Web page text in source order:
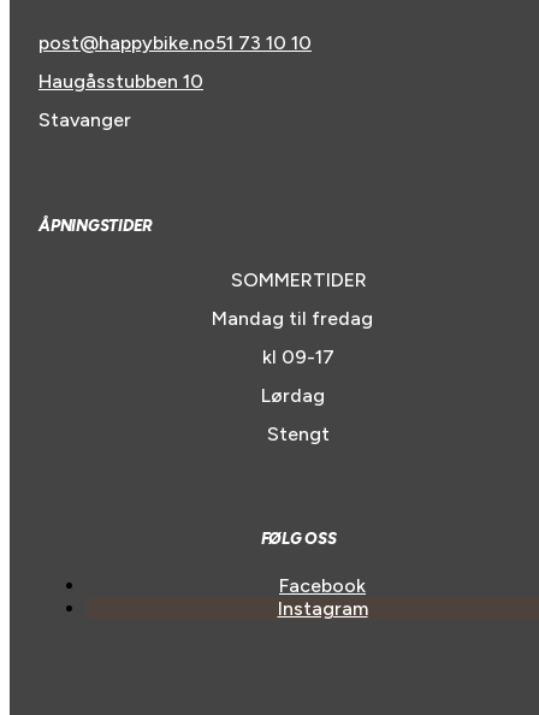
post@happybike.no51 73 10 10
Haugåsstubben 10
Stavanger
ÅPNINGSTIDER
SOMMERTIDER
Mandag til fredag
kl 09-17
Lørdag
Stengt
FØLG OSS
Facebook
Instagram